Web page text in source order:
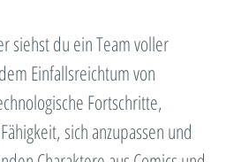
Seminare & Trainings
siehst du ein Team voller
Einfallsreichtum von
Fortschritte,
sich anzupassen und